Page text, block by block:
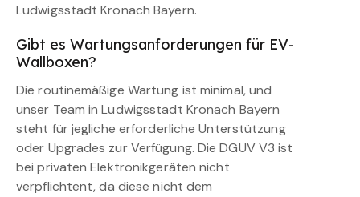
Ludwigsstadt Kronach Bayern.
Gibt es Wartungsanforderungen für EV-
Wallboxen?
Die routinemäßige Wartung ist minimal, und
unser Team in Ludwigsstadt Kronach Bayern
steht für jegliche erforderliche Unterstützung
oder Upgrades zur Verfügung. Die DGUV V3 ist
bei privaten Elektronikgeräten nicht
verpflichtent, da diese nicht dem